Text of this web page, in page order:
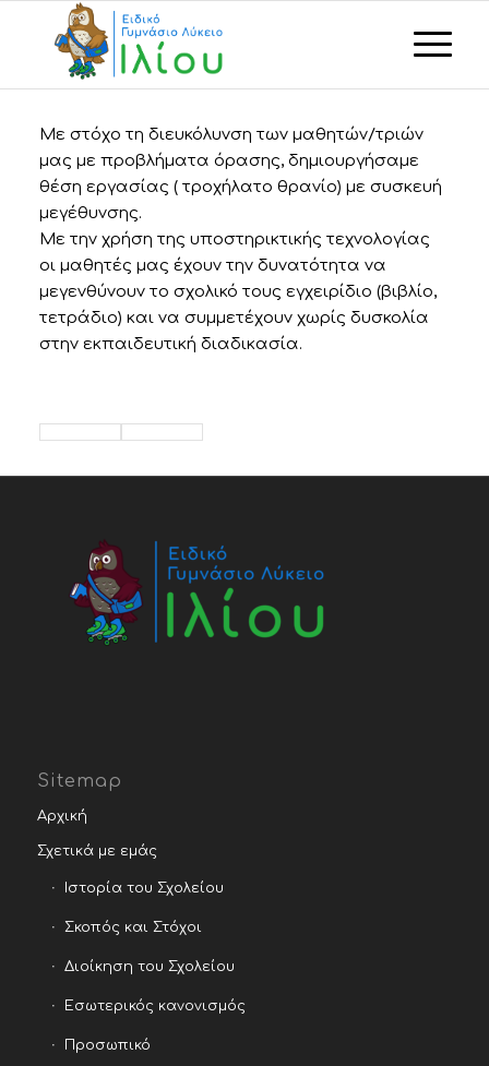
Με στόχο τη διευκόλυνση των μαθητών/τριών
μας με προβλήματα όρασης, δημιουργήσαμε
θέση εργασίας ( τροχήλατο θρανίο) με συσκευή
μεγέθυνσης.
Με την χρήση της υποστηρικτικής τεχνολογίας
οι μαθητές μας έχουν την δυνατότητα να
μεγενθύνουν το σχολικό τους εγχειρίδιο (βιβλίο,
τετράδιο) και να συμμετέχουν χωρίς δυσκολία
στην εκπαιδευτική διαδικασία.
Sitemap
Αρχική
Σχετικά με εμάς
Ιστορία του Σχολείου
Σκοπός και Στόχοι
Διοίκηση του Σχολείου
Εσωτερικός κανονισμός
Προσωπικό